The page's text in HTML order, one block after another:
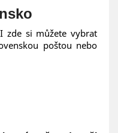
zde si můžete vybrat
poštou nebo